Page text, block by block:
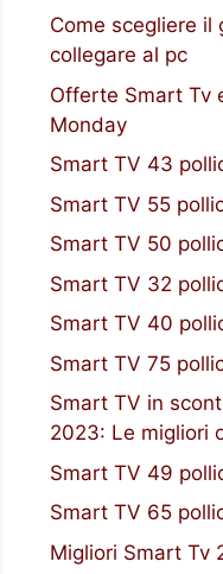
Come scegliere il
collegare al pc
Offerte Smart Tv
Monday
Smart TV 43
Smart TV 55
Smart TV 50
Smart TV 32
Smart TV 40
Smart TV 75
Smart TV in
2023: Le migliori
Smart TV 49
Smart TV 65
Migliori Smart Tv